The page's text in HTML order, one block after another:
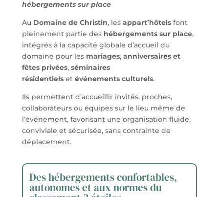
hébergements sur place
Au Domaine de Christin, les appart’hôtels font
pleinement partie des hébergements sur place,
intégrés à la capacité globale d’accueil du
domaine pour les mariages, anniversaires et
fêtes privées, séminaires
résidentiels et événements culturels.
Ils permettent d’accueillir invités, proches,
collaborateurs ou équipes sur le lieu même de
l’événement, favorisant une organisation fluide,
conviviale et sécurisée, sans contrainte de
déplacement.
Des hébergements confortables,
autonomes et aux normes du